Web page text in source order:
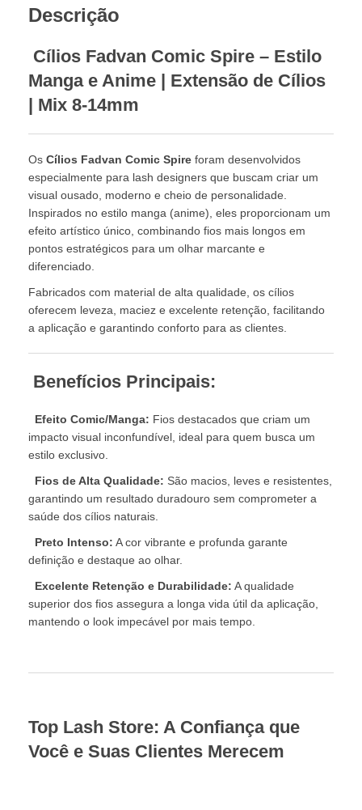
Descrição
Cílios Fadvan Comic Spire – Estilo
Manga e Anime | Extensão de Cílios
| Mix 8-14mm
Os Cílios Fadvan Comic Spire foram desenvolvidos
especialmente para lash designers que buscam criar um
visual ousado, moderno e cheio de personalidade.
Inspirados no estilo manga (anime), eles proporcionam um
efeito artístico único, combinando fios mais longos em
pontos estratégicos para um olhar marcante e
diferenciado.
Fabricados com material de alta qualidade, os cílios
oferecem leveza, maciez e excelente retenção, facilitando
a aplicação e garantindo conforto para as clientes.
Benefícios Principais:
Efeito Comic/Manga: Fios destacados que criam um
impacto visual inconfundível, ideal para quem busca um
estilo exclusivo.
Fios de Alta Qualidade: São macios, leves e resistentes,
garantindo um resultado duradouro sem comprometer a
saúde dos cílios naturais.
Preto Intenso: A cor vibrante e profunda garante
definição e destaque ao olhar.
Excelente Retenção e Durabilidade: A qualidade
superior dos fios assegura a longa vida útil da aplicação,
mantendo o look impecável por mais tempo.
Top Lash Store: A Confiança que
Você e Suas Clientes Merecem